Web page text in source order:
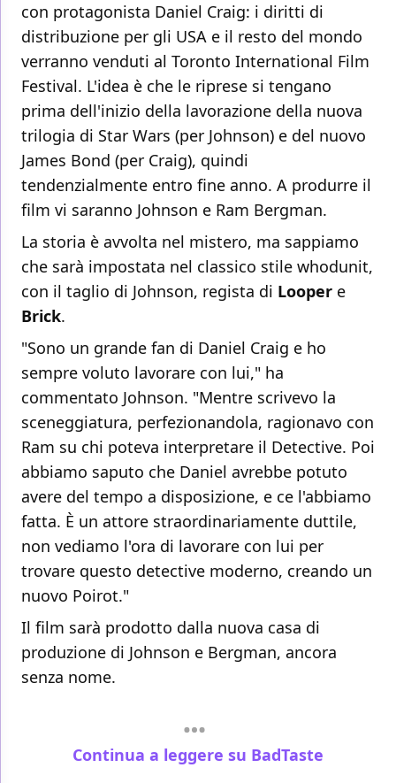
con protagonista Daniel Craig: i diritti di
distribuzione per gli USA e il resto del mondo
verranno venduti al Toronto International Film
Festival. L'idea è che le riprese si tengano
prima dell'inizio della lavorazione della nuova
trilogia di Star Wars (per Johnson) e del nuovo
James Bond (per Craig), quindi
tendenzialmente entro fine anno. A produrre il
film vi saranno Johnson e Ram Bergman.
La storia è avvolta nel mistero, ma sappiamo
che sarà impostata nel classico stile whodunit,
con il taglio di Johnson, regista di Looper e
Brick.
"Sono un grande fan di Daniel Craig e ho
sempre voluto lavorare con lui," ha
commentato Johnson. "Mentre scrivevo la
sceneggiatura, perfezionandola, ragionavo con
Ram su chi poteva interpretare il Detective. Poi
abbiamo saputo che Daniel avrebbe potuto
avere del tempo a disposizione, e ce l'abbiamo
fatta. È un attore straordinariamente duttile,
non vediamo l'ora di lavorare con lui per
trovare questo detective moderno, creando un
nuovo Poirot."
Il film sarà prodotto dalla nuova casa di
produzione di Johnson e Bergman, ancora
senza nome.
Continua a leggere su BadTaste